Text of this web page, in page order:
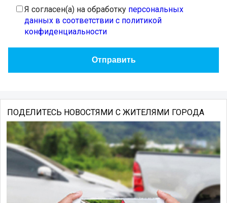
Я согласен(а) на обработку персональных
данных в соответствии с политикой
конфиденциальности
ПОДЕЛИТЕСЬ НОВОСТЯМИ С ЖИТЕЛЯМИ ГОРОДА